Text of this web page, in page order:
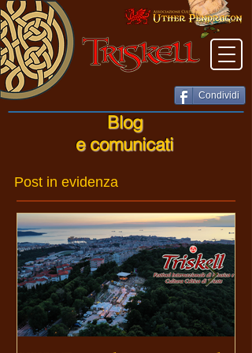
Condividi
Blog
e comunicati
Post in evidenza